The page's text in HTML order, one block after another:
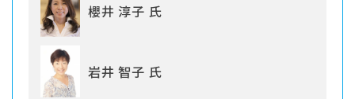
櫻井 淳子 氏
岩井 智子 氏